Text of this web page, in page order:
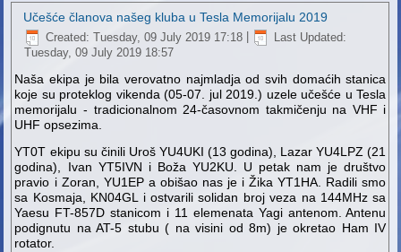
Učešće članova našeg kluba u Tesla Memorijalu 2019
Created: Tuesday, 09 July 2019 17:18
Last Updated:
Tuesday, 09 July 2019 18:57
Naša ekipa je bila verovatno najmladja od svih domaćih stanica
koje su proteklog vikenda (05-07. jul 2019.) uzele učešće u Tesla
memorijalu - tradicionalnom 24-časovnom takmičenju na VHF i
UHF opsezima.
YT0T ekipu su činili Uroš YU4UKI (13 godina), Lazar YU4LPZ (21
godina), Ivan YT5IVN i Boža YU2KU. U petak nam je društvo
pravio i Zoran, YU1EP a obišao nas je i Žika YT1HA. Radili smo
sa Kosmaja, KN04GL i ostvarili solidan broj veza na 144MHz sa
Yaesu FT-857D stanicom i 11 elemenata Yagi antenom. Antenu
podignutu na AT-5 stubu ( na visini od 8m) je okretao Ham IV
rotator.